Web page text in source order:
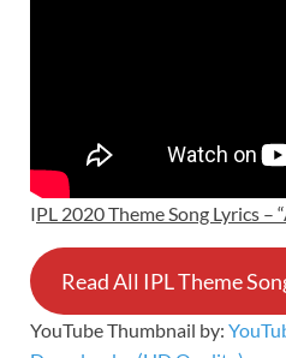
IPL 2020 Theme Song Lyrics –
Read All IPL Theme
YouTube Thumbnail by: